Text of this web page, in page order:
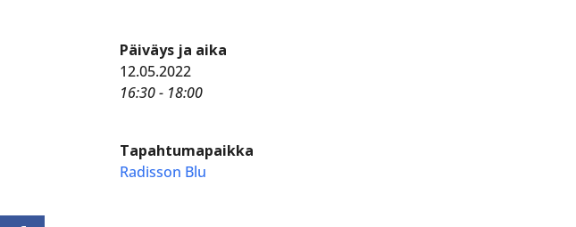
Päiväys ja aika
12.05.2022
16:30 - 18:00
Tapahtumapaikka
Radisson Blu